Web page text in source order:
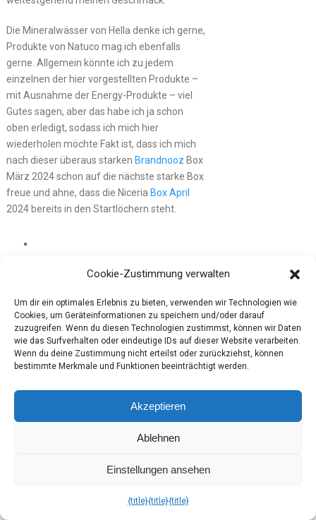
Die Mineralwässer von Hella denke ich gerne,
Produkte von Natuco mag ich ebenfalls
gerne. Allgemein könnte ich zu jedem
einzelnen der hier vorgestellten Produkte –
mit Ausnahme der Energy-Produkte – viel
Gutes sagen, aber das habe ich ja schon
oben erledigt, sodass ich mich hier
wiederholen möchte Fakt ist, dass ich mich
nach dieser überaus starken Brandnooz Box
März 2024 schon auf die nächste starke Box
freue und ahne, dass die Niceria Box April
2024 bereits in den Startlöchern steht.
Cookie-Zustimmung verwalten
Um dir ein optimales Erlebnis zu bieten, verwenden wir Technologien wie
Cookies, um Geräteinformationen zu speichern und/oder darauf
zuzugreifen. Wenn du diesen Technologien zustimmst, können wir Daten
wie das Surfverhalten oder eindeutige IDs auf dieser Website verarbeiten.
Wenn du deine Zustimmung nicht erteilst oder zurückziehst, können
bestimmte Merkmale und Funktionen beeinträchtigt werden.
Akzeptieren
Ablehnen
Einstellungen ansehen
{title}{title}{title}